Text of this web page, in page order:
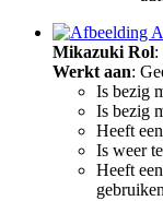
Mikazuki Rol:
Werkt aan:
Is bezig
Is bezig
Heeft
Is weer
Heeft
gebruiken